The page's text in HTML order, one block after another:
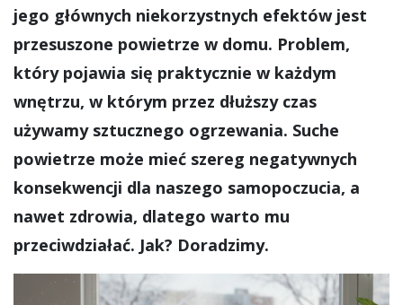
jego głównych niekorzystnych efektów jest
przesuszone powietrze w domu. Problem,
który pojawia się praktycznie w każdym
wnętrzu, w którym przez dłuższy czas
używamy sztucznego ogrzewania. Suche
powietrze może mieć szereg negatywnych
konsekwencji dla naszego samopoczucia, a
nawet zdrowia, dlatego warto mu
przeciwdziałać. Jak? Doradzimy.